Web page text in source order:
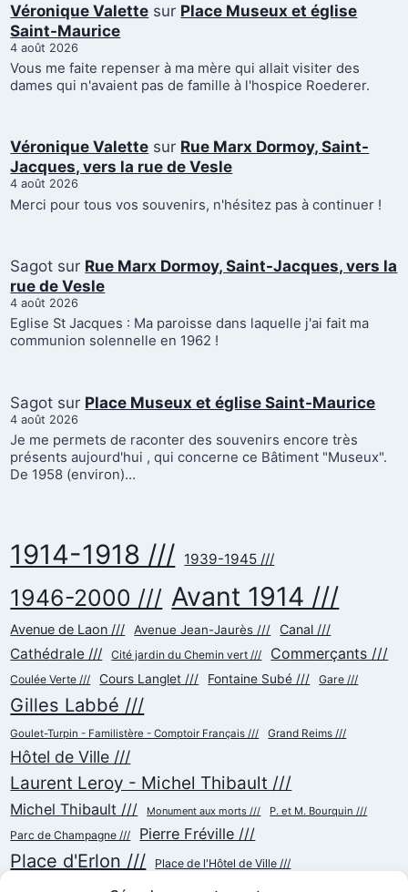
Véronique Valette sur Place Museux et église
Saint-Maurice
4 août 2026
Vous me faite repenser à ma mère qui allait visiter des
dames qui n'avaient pas de famille à l'hospice Roederer.
Véronique Valette sur Rue Marx Dormoy, Saint-
Jacques, vers la rue de Vesle
4 août 2026
Merci pour tous vos souvenirs, n'hésitez pas à continuer !
Sagot sur Rue Marx Dormoy, Saint-Jacques, vers la
rue de Vesle
4 août 2026
Eglise St Jacques : Ma paroisse dans laquelle j'ai fait ma
communion solennelle en 1962 !
Sagot sur Place Museux et église Saint-Maurice
4 août 2026
Je me permets de raconter des souvenirs encore très
présents aujourd'hui , qui concerne ce Bâtiment "Museux".
De 1958 (environ)…
1914-1918 /// 1939-1945 ///
1946-2000 /// Avant 1914 ///
Avenue de Laon /// Avenue Jean-Jaurès /// Canal ///
Cathédrale /// Cité jardin du Chemin vert /// Commerçants ///
Coulée Verte /// Cours Langlet /// Fontaine Subé /// Gare ///
Gilles Labbé ///
Goulet-Turpin - Familistère - Comptoir Français /// Grand Reims ///
Hôtel de Ville ///
Laurent Leroy - Michel Thibault ///
Michel Thibault /// Monument aux morts /// P. et M. Bourquin ///
Parc de Champagne /// Pierre Fréville ///
Place d'Erlon /// Place de l'Hôtel de Ville ///
Place de la République /// Place du Cardinal Luçon ///